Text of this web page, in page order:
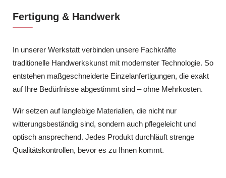
Fertigung & Handwerk
In unserer Werkstatt verbinden unsere Fachkräfte
traditionelle Handwerkskunst mit modernster Technologie. So
entstehen maßgeschneiderte Einzelanfertigungen, die exakt
auf Ihre Bedürfnisse abgestimmt sind – ohne Mehrkosten.
Wir setzen auf langlebige Materialien, die nicht nur
witterungsbeständig sind, sondern auch pflegeleicht und
optisch ansprechend. Jedes Produkt durchläuft strenge
Qualitätskontrollen, bevor es zu Ihnen kommt.